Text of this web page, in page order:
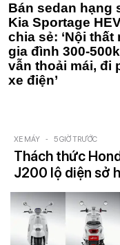
Bán sedan hạng
Kia Sportage
chia sẻ: ‘Nội
gia đình 300-
vẫn thoải mái, đi
xe điện’
XE MÁY - 5 GIỜ TRƯỚC
Thách thức
J200 lộ diện sở